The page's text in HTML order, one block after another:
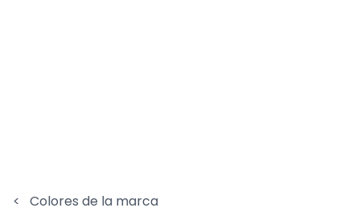
< Colores de la marca